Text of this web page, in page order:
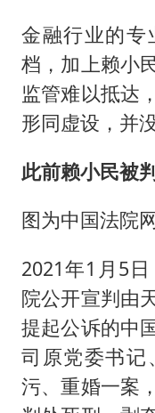
金融行业的专
档，加上赖小
监管难以抵达
形同虚设，并
此前赖小民被
图为中国法院
2021年1月5
院公开宣判由
提起公诉的中
司原党委书记
污、重婚一案